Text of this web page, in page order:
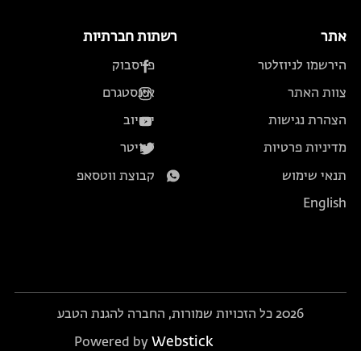
אתר
הירשמו לניוזלטר
צוות האתר
הצהרת נגישות
מדיניות פרטיות
תנאי שימוש
English
רשתות חברתיות
פייסבוק
אינסטגרם
יוטיוב
טוויטר
קבוצת ווטסאפ
2026 כל הזכויות שמורות, החברה להגנת הטבע
Powered by Webstick